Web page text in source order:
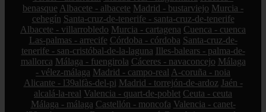
benasque Albacete - albacete Madrid - bustarviejo Murcia -
cehegín Santa-cruz-de-tenerife - santa-cruz-de-tenerife
Albacete - villarrobledo Murcia - cartagena Cuenca - cuenca
Las-palmas - arrecife Córdoba - córdoba Santa-cruz-de-
tenerife - san-cristóbal-de-la-laguna Illes-balears - palma-de-
mallorca Málaga - fuengirola Cáceres - navaconcejo Málaga
- vélez-málaga Madrid - campo-real A-coruña - noia
Alicante - l39alfàs-del-pi Madrid - torrejón-de-ardoz Jaén -
alcalá-la-real Valencia - quart-de-poblet Ceuta - ceuta
Málaga - málaga Castellón - moncofa Valencia - canet-